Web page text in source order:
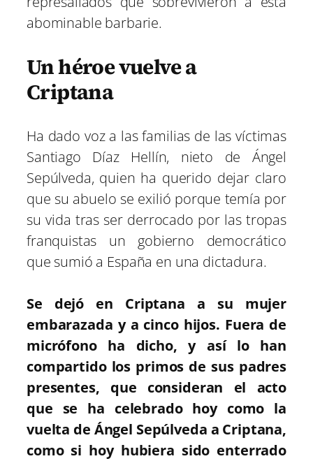
abominable barbarie.
Un héroe vuelve a
Criptana
Ha dado voz a las familias de las víctimas
Santiago Díaz Hellín, nieto de Ángel
Sepúlveda, quien ha querido dejar claro
que su abuelo se exilió porque temía por
su vida tras ser derrocado por las tropas
franquistas un gobierno democrático
que sumió a España en una dictadura.
Se dejó en Criptana a su mujer
embarazada y a cinco hijos. Fuera de
micrófono ha dicho, y así lo han
compartido los primos de sus padres
presentes, que consideran el acto
que se ha celebrado hoy como la
vuelta de Ángel Sepúlveda a Criptana,
como si hoy hubiera sido enterrado